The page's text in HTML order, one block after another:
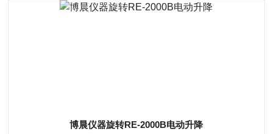
博晨仪器旋转RE-2000B电动升降